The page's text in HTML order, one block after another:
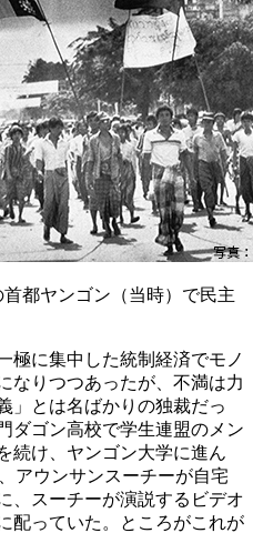
都ヤンゴン（当時）で民主
に集中した統制経済でモノ
なりつつあったが、不満は力
」とは名ばかりの独裁だっ
ダゴン高校で学生連盟のメン
続け、ヤンゴン大学に進ん
アウンサンスーチーが自宅
、スーチーが演説するビデオ
配っていた。ところがこれが